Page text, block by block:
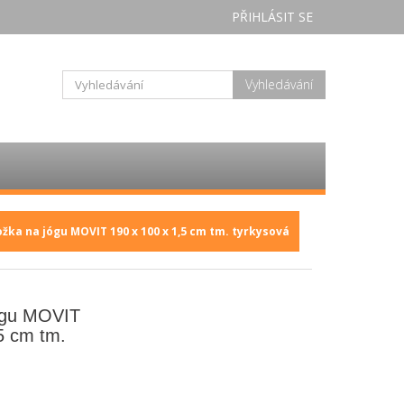
PŘIHLÁSIT SE
Vyhledávání
na jógu MOVIT 190 x 100 x 1,5 cm tm. tyrkysová
MOVIT
cm tm.